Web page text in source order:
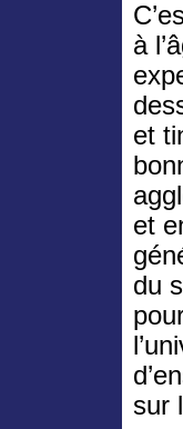
à
et
et
du
sur